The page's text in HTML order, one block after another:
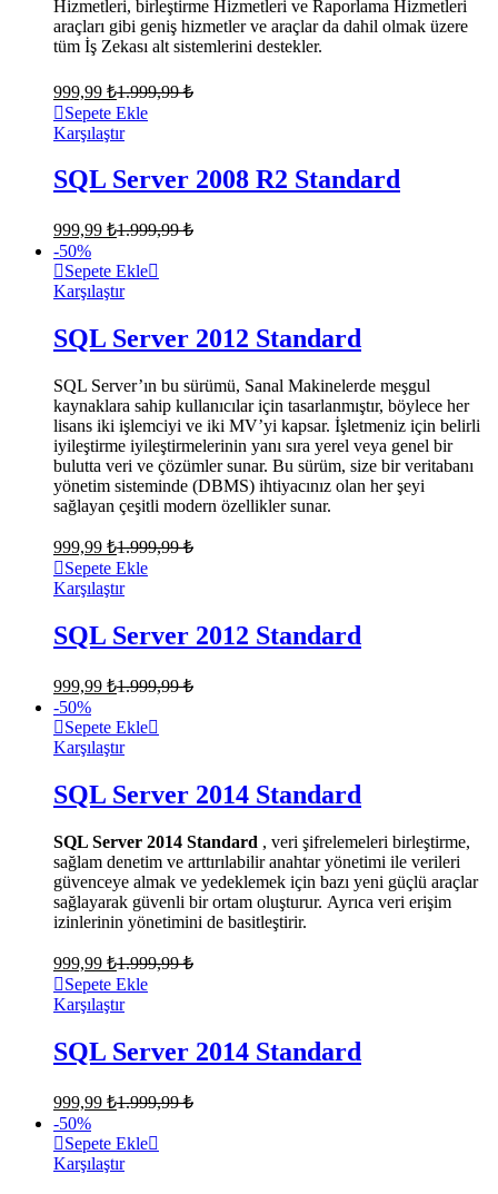
Hizmetleri, birleştirme Hizmetleri ve Raporlama Hizmetleri
araçları gibi geniş hizmetler ve araçlar da dahil olmak üzere
tüm İş Zekası alt sistemlerini destekler.
999,99 ₺1.999,99₺
Sepete Ekle
Karşılaştır
SQL Server 2008 R2 Standard
999,99 ₺1.999,99₺
-50%
Sepete Ekle
Karşılaştır
SQL Server 2012 Standard
SQL Server’ın bu sürümü, Sanal Makinelerde meşgul
kaynaklara sahip kullanıcılar için tasarlanmıştır, böylece her
lisans iki işlemciyi ve iki MV’yi kapsar. İşletmeniz için belirli
iyileştirme iyileştirmelerinin yanı sıra yerel veya genel bir
bulutta veri ve çözümler sunar. Bu sürüm, size bir veritabanı
yönetim sisteminde (DBMS) ihtiyacınız olan her şeyi
sağlayan çeşitli modern özellikler sunar.
999,99 ₺1.999,99₺
Sepete Ekle
Karşılaştır
SQL Server 2012 Standard
999,99 ₺1.999,99₺
-50%
Sepete Ekle
Karşılaştır
SQL Server 2014 Standard
SQL Server 2014 Standard , veri şifrelemeleri birleştirme,
sağlam denetim ve arttırılabilir anahtar yönetimi ile verileri
güvenceye almak ve yedeklemek için bazı yeni güçlü araçlar
sağlayarak güvenli bir ortam oluşturur. Ayrıca veri erişim
izinlerinin yönetimini de basitleştirir.
999,99 ₺1.999,99₺
Sepete Ekle
Karşılaştır
SQL Server 2014 Standard
999,99 ₺1.999,99₺
-50%
Sepete Ekle
Karşılaştır